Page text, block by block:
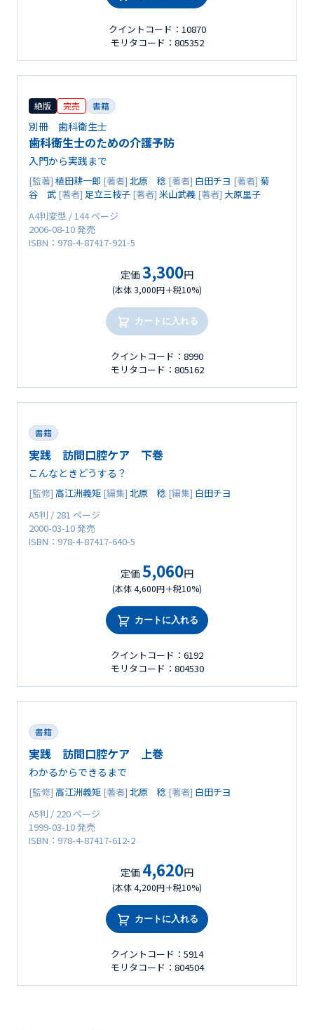
クイントコード：10870
モリタコード：805352
絶版 完売 書籍
別冊 歯科衛生士
歯科衛生士のための介護予防
入門から実践まで
[監著] 植田耕一郎 [著者] 北原 稔 [著者] 白田チヨ [著者] 菊
谷 武 [著者] 足立三枝子 [著者] 米山武義 [著者] 大原里子
A4判変型 / 144 ページ
2006-08-10 発売
ISBN：978-4-87417-921-5
定価 3,300円
(本体 3,000円＋税10%)
カートに入れる
クイントコード：8990
モリタコード：805162
書籍
実践 訪問口腔ケア 下巻
こんなときどうする？
[監修] 高江洲義矩 [編集] 北原 稔 [編集] 白田チヨ
A5判 / 281 ページ
2000-03-10 発売
ISBN：978-4-87417-640-5
定価 5,060円
(本体 4,600円＋税10%)
カートに入れる
クイントコード：6192
モリタコード：804530
書籍
実践 訪問口腔ケア 上巻
わかるからできるまで
[監修] 高江洲義矩 [著者] 北原 稔 [著者] 白田チヨ
A5判 / 220 ページ
1999-03-10 発売
ISBN：978-4-87417-612-2
定価 4,620円
(本体 4,200円＋税10%)
カートに入れる
クイントコード：5914
モリタコード：804504